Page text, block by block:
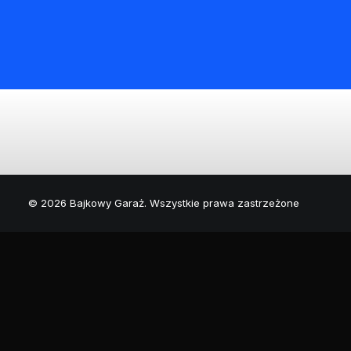
© 2026 Bajkowy Garaż. Wszystkie prawa zastrzeżone